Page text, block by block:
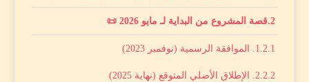
قصة المشروع من البداية لـ مايو 2026 📜
1. الموافقة الرسمية (نوفمبر 2023)
2. الإطلاق الأصلي المتوقع (نهاية 2025)